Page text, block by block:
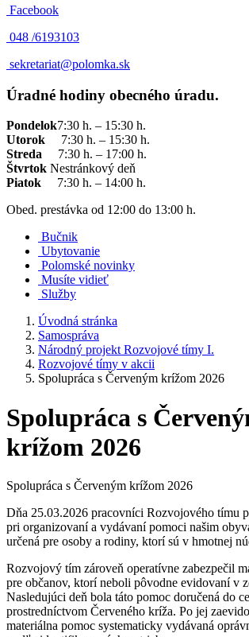
Facebook
048 /6193103
sekretariat@polomka.sk
Úradné hodiny obecného úradu.
Pondelok7:30 h. – 15:30 h.
Utorok 7:30 h. – 15:30 h.
Streda 7:30 h. – 17:00 h.
Štvrtok Nestránkový deň
Piatok
7:30 h. – 14:00 h.
Obed. prestávka od 12:00 do 13:00 h.
Bučnik
Ubytovanie
Polomské novinky
Musíte vidieť
Služby
Úvodná stránka
Samospráva
Národný projekt Rozvojové tímy I.
Rozvojové tímy v akcii
Spolupráca s Červeným krížom 2026
Spolupráca s
krížom 2026
Spolupráca s Červeným krížom 2026
Dňa 25.03.2026 pracovníci Rozvojového tímu
pri organizovaní a vydávaní pomoci našim
určená pre osoby a rodiny, ktorí sú v hmotnej
Rozvojový tím zároveň operatívne zabezpečil
pre občanov, ktorí neboli pôvodne evidovaní v
Nasledujúci deň bola táto pomoc doručená do
prostredníctvom Červeného kríža. Po jej
materiálna pomoc systematicky vydávaná